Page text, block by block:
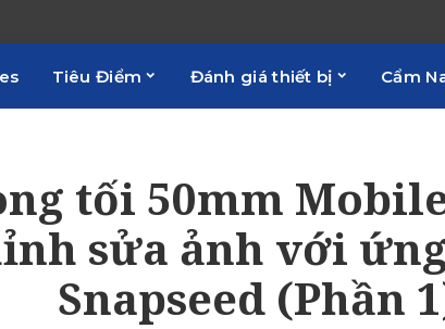
Tiêu Điểm Đánh giá thiết bị Cẩm
tối 50mm
sửa ảnh với
Snapseed (Phần